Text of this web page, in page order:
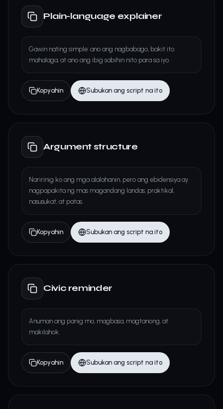
Plain-language explainer
Gawin nating simple: ano ang nagbabago, bakit ito
mahalaga, at ano ang ibig sabihin nito para sa iyo.
Kopyahin Subukan ang script na ito
Argument structure
Naririnig ko ang mga alalahanin, pero ang ebidensiya ay
nagpapakita ng mas magandang landas, praktikal,
nasusukat, at patas.
Kopyahin Subukan ang script na ito
Civic reminder
Anuman ang panig mo, magbasa, magtanong, at
makilahok.
Kopyahin Subukan ang script na ito